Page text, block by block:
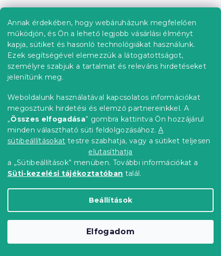
Annak érdekében, hogy webáruházunk megfelelően
működjön, és Ön a lehető legjobb vásárlási élményt
kapja, sütiket és hasonló technológiákat használunk.
Ezek segítségével elemezzük a látogatottságot,
személyre szabjuk a tartalmat és releváns hirdetéseket
jelenítünk meg.
Weboldalunk használatával kapcsolatos információkat
megosztunk hirdetési és elemző partnereinkkel. A
„Összes elfogadása” gombra kattintva Ön hozzájárul
minden választható süti feldolgozásához. A
sütibeállításokat testre szabhatja, vagy a sütiket teljesen
elutasíthatja
a „Sütibeállítások” menüben. További információkat a
Süti-kezelési tájékoztatóban talál.
Beállítások
Elfogadom
Kerti étkezőszék HARTMAN IVY, zöld
Raktáron(>10 db)
8 859 Ft Kosárba
Újdonság